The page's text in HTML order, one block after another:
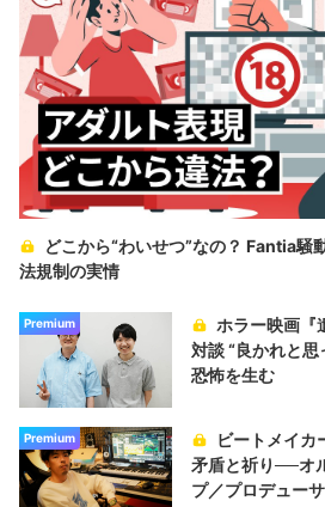
どこから“わいせつ”なの？ Fantia騒
法規制の実情
Premium
ホラー映画『
対談 “良かれと思
恐怖を生む
Premium
ビートメイカ
矛盾と祈り──オ
プ／プロデュー